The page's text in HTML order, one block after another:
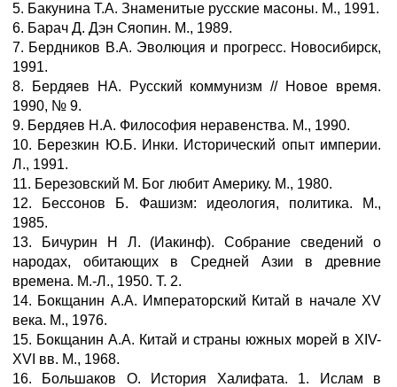
5. Бакунина Т.А. Знаменитые русские масоны. М., 1991.
6. Барач Д. Дэн Сяопин. М., 1989.
7. Бердников В.А. Эволюция и прогресс. Новосибирск,
1991.
8. Бердяев НА. Русский коммунизм // Новое время.
1990, № 9.
9. Бердяев Н.А. Философия неравенства. М., 1990.
10. Березкин Ю.Б. Инки. Исторический опыт империи.
Л., 1991.
11. Березовский М. Бог любит Америку. М., 1980.
12. Бессонов Б. Фашизм: идеология, политика. М.,
1985.
13. Бичурин Н Л. (Иакинф). Собрание сведений о
народах, обитающих в Средней Азии в древние
времена. М.-Л., 1950. Т. 2.
14. Бокщанин А.А. Императорский Китай в начале XV
века. М., 1976.
15. Бокщанин А.А. Китай и страны южных морей в XIV-
XVI вв. М., 1968.
16. Большаков О. История Халифата. 1. Ислам в